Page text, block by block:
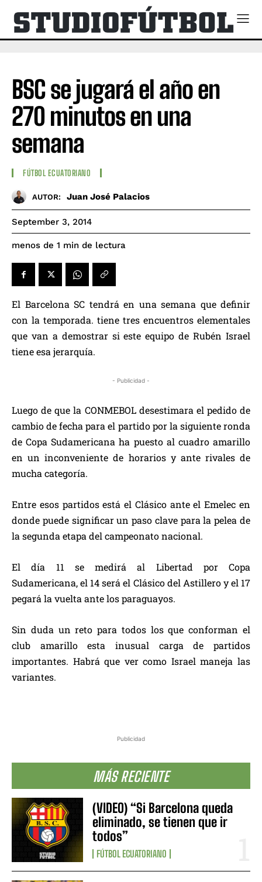
Publicidad
MÁS RECIENTE
(VIDEO) “Si Barcelona queda
eliminado, se tienen que ir
todos”
FÚTBOL ECUATORIANO
BSC se jugará el año en
270 minutos en una
semana
FÚTBOL ECUATORIANO
AUTOR: Juan José Palacios
September 3, 2014
menos de 1 min de lectura
El Barcelona SC tendrá en una semana que definir
con la temporada. tiene tres encuentros elementales
que van a demostrar si este equipo de Rubén Israel
tiene esa jerarquía.
- Publicidad -
Luego de que la CONMEBOL desestimara el pedido de
cambio de fecha para el partido por la siguiente ronda
de Copa Sudamericana ha puesto al cuadro amarillo
en un inconveniente de horarios y ante rivales de
mucha categoría.
Entre esos partidos está el Clásico ante el Emelec en
donde puede significar un paso clave para la pelea de
la segunda etapa del campeonato nacional.
El día 11 se medirá al Libertad por Copa
Sudamericana, el 14 será el Clásico del Astillero y el 17
pegará la vuelta ante los paraguayos.
Sin duda un reto para todos los que conforman el
club amarillo esta inusual carga de partidos
importantes. Habrá que ver como Israel maneja las
variantes.